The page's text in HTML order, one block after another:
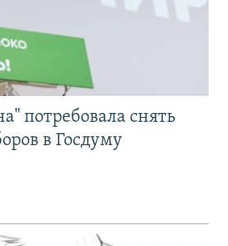
потребовала снять
в Госдуму